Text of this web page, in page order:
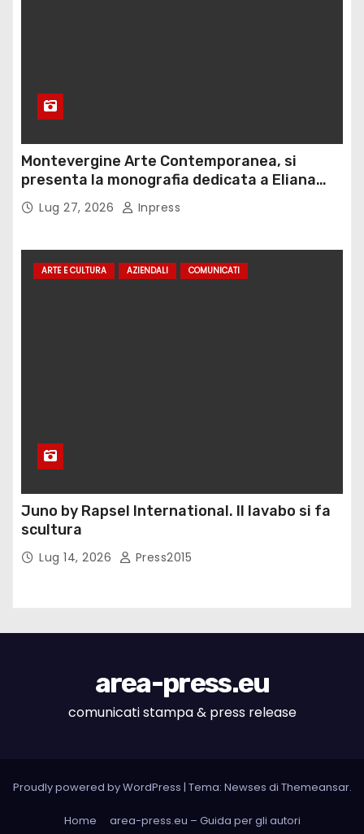
Montevergine Arte Contemporanea, si
presenta la monografia dedicata a Eliana
Adorno
Lug 27, 2026 Inpress
ARTE E CULTURA AZIENDALI COMUNICATI
Juno by Rapsel International. Il lavabo si fa
scultura
Lug 14, 2026 Press2015
area-press.eu
comunicati stampa & press release
Proudly powered by WordPress | Tema: Newses di Themeansar.
Home area-press.eu – Guida per gli autori